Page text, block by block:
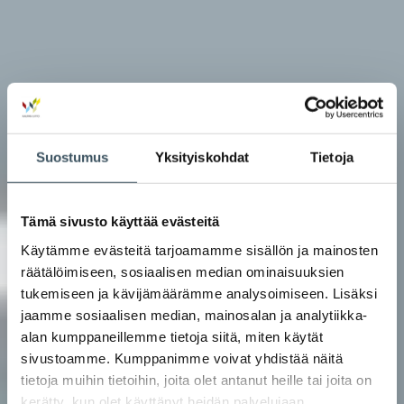
Suostumus Yksityiskohdat Tietoja
Tämä sivusto käyttää evästeitä
Käytämme evästeitä tarjoamamme sisällön ja mainosten
räätälöimiseen, sosiaalisen median ominaisuuksien
tukemiseen ja kävijämäärämme analysoimiseen. Lisäksi
jaamme sosiaalisen median, mainosalan ja analytiikka-
alan kumppaneillemme tietoja siitä, miten käytät
sivustoamme. Kumppanimme voivat yhdistää näitä
tietoja muihin tietoihin, joita olet antanut heille tai joita on